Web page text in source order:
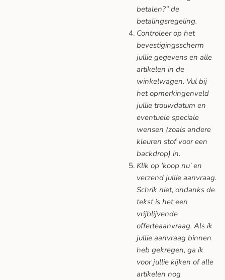
betalen?’’ de
betalingsregeling.
Controleer op het
bevestigingsscherm
jullie gegevens en alle
artikelen in de
winkelwagen. Vul bij
het opmerkingenveld
jullie trouwdatum en
eventuele speciale
wensen (zoals andere
kleuren stof voor een
backdrop) in.
Klik op ’koop nu’ en
verzend jullie aanvraag.
Schrik niet, ondanks de
tekst is het een
vrijblijvende
offerteaanvraag. Als ik
jullie aanvraag binnen
heb gekregen, ga ik
voor jullie kijken of alle
artikelen nog